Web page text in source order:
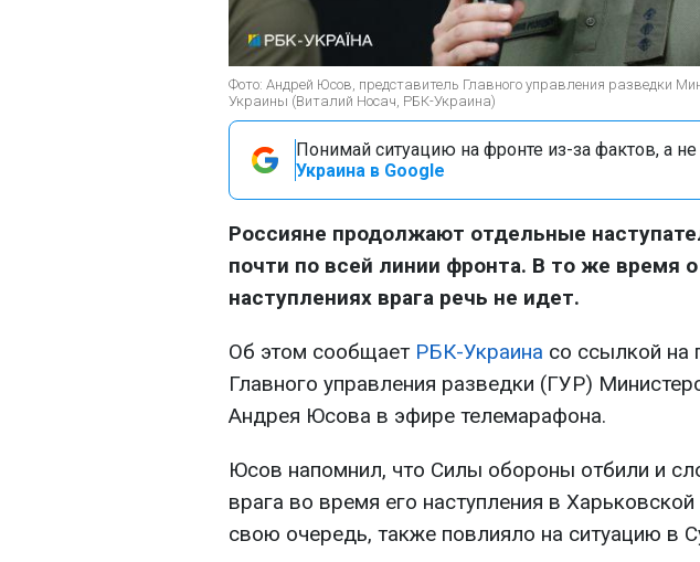
Фото: Андрей Юсов, представитель Главного управления разведки
Украины (Виталий Носач, РБК-Украина)
Понимай ситуацию на фронте из-за фактов, а не
Украина в Google
Россияне продолжают отдельные
почти по всей линии фронта. В то же время
наступлениях врага речь не идет.
Об этом сообщает РБК-Украина со ссылкой на
Главного управления разведки (ГУР)
Андрея Юсова в эфире телемарафона.
Юсов напомнил, что Силы обороны отбили и
врага во время его наступления в
свою очередь, также повлияло на ситуацию в